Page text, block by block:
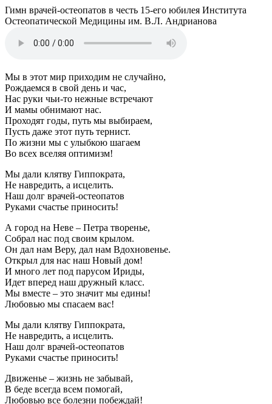
Гимн врачей-остеопатов в честь 15-его юбилея Института
Остеопатической Медицины им. В.Л. Андрианова
Мы в этот мир приходим не случайно,
Рождаемся в свой день и час,
Нас руки чьи-то нежные встречают
И мамы обнимают нас.
Проходят годы, путь мы выбираем,
Пусть даже этот путь тернист.
По жизни мы с улыбкою шагаем
Во всех вселяя оптимизм!
Мы дали клятву Гиппократа,
Не навредить, а исцелить.
Наш долг врачей-остеопатов
Руками счастье приносить!
А город на Неве – Петра творенье,
Собрал нас под своим крылом.
Он дал нам Веру, дал нам Вдохновенье.
Открыл для нас наш Новый дом!
И много лет под парусом Ириды,
Идет вперед наш дружный класс.
Мы вместе – это значит мы едины!
Любовью мы спасаем вас!
Мы дали клятву Гиппократа,
Не навредить, а исцелить.
Наш долг врачей-остеопатов
Руками счастье приносить!
Движенье – жизнь не забывай,
В беде всегда всем помогай,
Любовью все болезни побеждай!